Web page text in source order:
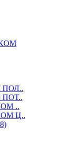
..
Ц..